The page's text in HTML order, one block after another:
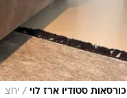
כורסאות סטודיו ארז לוי / יחצ